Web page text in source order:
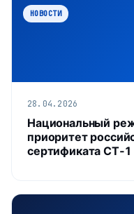
НОВОСТИ
28.04.2026
Национальный
приоритет
сертификата СТ‑1